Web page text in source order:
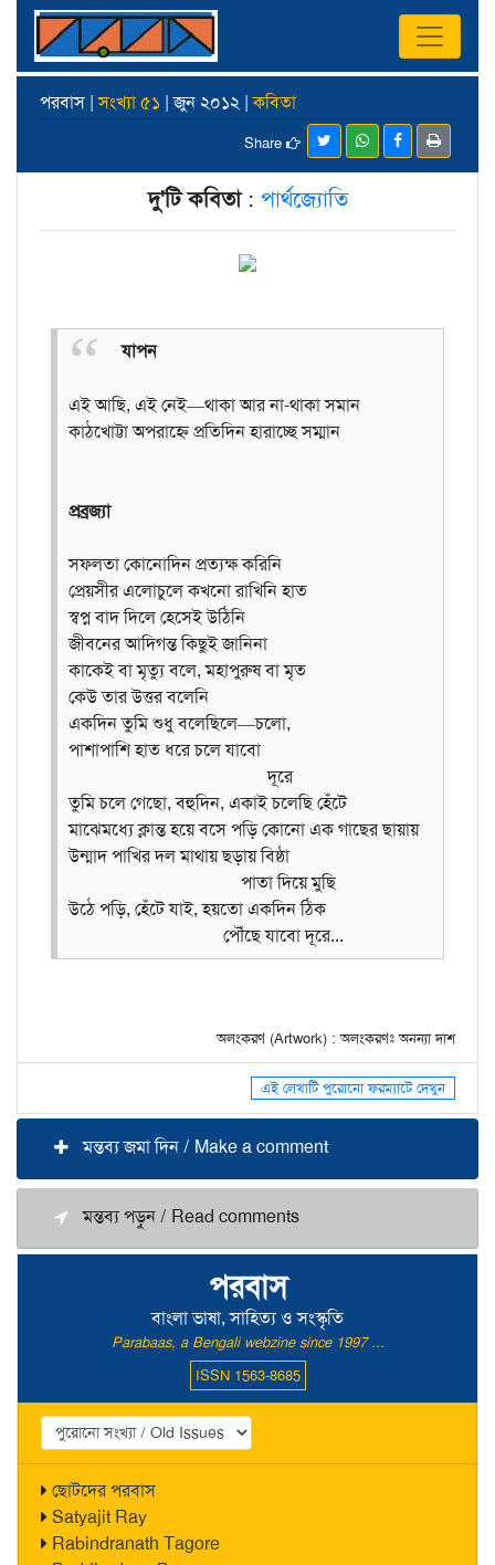
পরবাস
বাংলা ভাষা, সাহিত্য ও সংস্কৃতি
Parabaas, a Bengali webzine since 1997 ...
ISSN 1563-8685
ছোটদের পরবাস
Satyajit Ray
Rabindranath Tagore
পরবাস |সংখ্যা ৫১ | জুন ২০১২ |কবিতা
Share
দু'টি কবিতা: পার্থজ্যোতি
যাপন
এই আছি, এই নেই—থাকা আর না-থাকা সমান
কাঠখোট্টা অপরাহ্নে প্রতিদিন হারাচ্ছে সম্মান
প্রব্রজ্যা
সফলতা কোনোদিন প্রত্যক্ষ করিনি
প্রেয়সীর এলোচুলে কখনো রাখিনি হাত
স্বপ্ন বাদ দিলে হেসেই উঠিনি
জীবনের আদিগন্ত কিছুই জানিনা
কাকেই বা মৃত্যু বলে, মহাপুরুষ বা মৃত
কেউ তার উত্তর বলেনি
একদিন তুমি শুধু বলেছিলে—চলো,
পাশাপাশি হাত ধরে চলে যাবো
দূরে
তুমি চলে গেছো, বহুদিন, একাই চলেছি হেঁটে
মাঝেমধ্যে ক্লান্ত হয়ে বসে পড়ি কোনো এক গাছের ছায়ায়
উন্মাদ পাখির দল মাথায় ছড়ায় বিষ্ঠা
পাতা দিয়ে মুছি
উঠে পড়ি, হেঁটে যাই, হয়তো একদিন ঠিক
পৌঁছে যাবো দূরে...
অলংকরণ (Artwork) : অলংকরণঃ অনন্যা দাশ
এই লেখাটি পুরোনো ফরম্যাটে দেখুন
মন্তব্য জমা দিন / Make a comment
মন্তব্য পড়ুন / Read comments